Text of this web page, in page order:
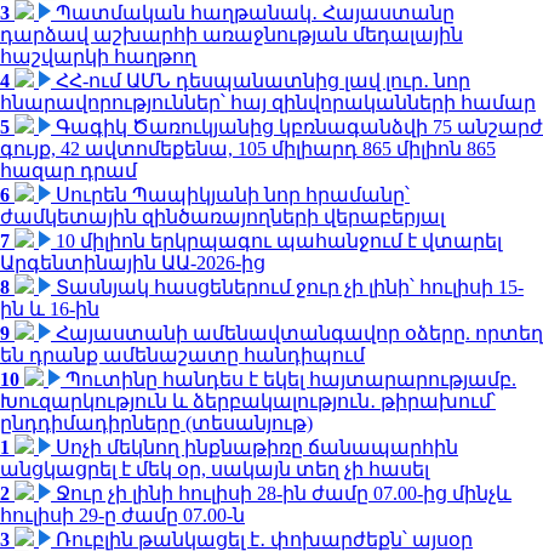
3
Պատմական հաղթանակ․ Հայաստանը
դարձավ աշխարհի առաջնության մեդալային
հաշվարկի հաղթող
4
ՀՀ-ում ԱՄՆ դեսպանատնից լավ լուր․ նոր
հնարավորություններ՝ հայ զինվորականների համար
5
Գագիկ Ծառուկյանից կբռնագանձվի 75 անշարժ
գույք, 42 ավտոմեքենա, 105 միլիարդ 865 միլիոն 865
հազար դրամ
6
Սուրեն Պապիկյանի նոր հրամանը՝
ժամկետային զինծառայողների վերաբերյալ
7
10 միլիոն երկրպագու պահանջում է վտարել
Արգենտինային ԱԱ-2026-ից
8
Տասնյակ հասցեներում ջուր չի լինի՝ հուլիսի 15-
ին և 16-ին
9
Հայաստանի ամենավտանգավոր օձերը. որտեղ
են դրանք ամենաշատը հանդիպում
10
Պուտինը հանդես է եկել հայտարարությամբ.
Խուզարկություն և ձերբակալություն․ թիրախում՝
ընդդիմադիրները (տեսանյութ)
1
Սոչի մեկնող ինքնաթիռը ճանապարհին
անցկացրել է մեկ օր, սակայն տեղ չի հասել
2
Ջուր չի լինի հուլիսի 28-ին ժամը 07.00-ից մինչև
հուլիսի 29-ը ժամը 07.00-ն
3
Ռուբլին թանկացել է․ փոխարժեքն՝ այսօր